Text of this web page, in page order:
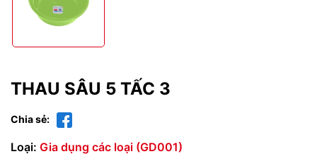
THAU SÂU 5 TẤC 3
Chia sẻ:
Loại: Gia dụng các loại (GD001)